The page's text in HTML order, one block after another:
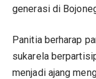
generasi di
Panitia berharap
sukarela
menjadi ajang